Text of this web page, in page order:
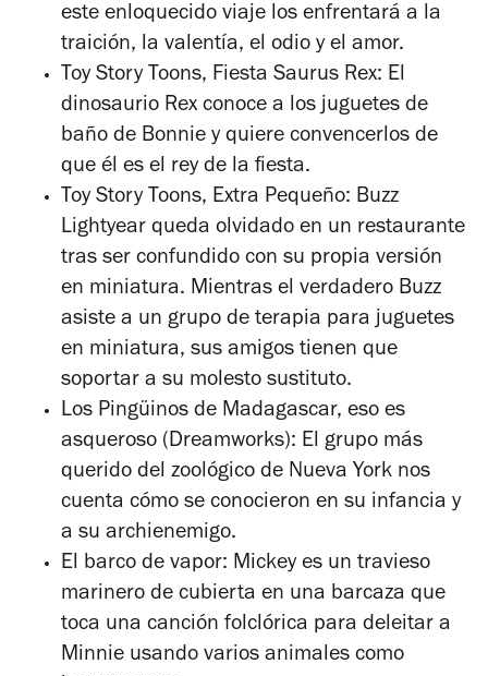
este enloquecido viaje los enfrentará a la
traición, la valentía, el odio y el amor.
Toy Story Toons, Fiesta Saurus Rex: El
dinosaurio Rex conoce a los juguetes de
baño de Bonnie y quiere convencerlos de
que él es el rey de la fiesta.
Toy Story Toons, Extra Pequeño: Buzz
Lightyear queda olvidado en un restaurante
tras ser confundido con su propia versión
en miniatura. Mientras el verdadero Buzz
asiste a un grupo de terapia para juguetes
en miniatura, sus amigos tienen que
soportar a su molesto sustituto.
Los Pingüinos de Madagascar, eso es
asqueroso (Dreamworks): El grupo más
querido del zoológico de Nueva York nos
cuenta cómo se conocieron en su infancia y
a su archienemigo.
El barco de vapor: Mickey es un travieso
marinero de cubierta en una barcaza que
toca una canción folclórica para deleitar a
Minnie usando varios animales como